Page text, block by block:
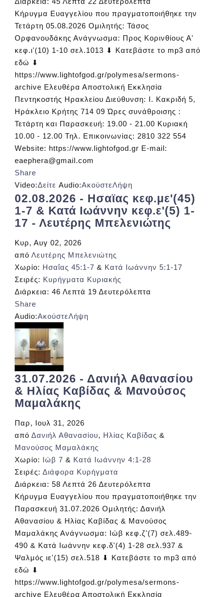
Κήρυγμα Ευαγγελίου που πραγματοποιήθηκε την
Τετάρτη 05.08.2026 Ομιλητής: Τάσος
Ορφανουδάκης Ανάγνωσμα: Προς Κορινθίους Α'
κεφ.ι'(10) 1-10 σελ.1013 ⬇ Κατεβάστε το mp3 από
εδώ ⬇
https://www.lightofgod.gr/polymesa/sermons-
archive Ελευθέρα Αποστολική Εκκλησία
Πεντηκοστής Ηρακλείου Διεύθυνση: Ι. Κακριδή 5,
Ηράκλειο Κρήτης 714 09 Ώρες συνάθροισης :
Τετάρτη και Παρασκευή: 19.00 - 21.00 Κυριακή
10.00 - 12.00 Τηλ. Επικοινωνίας: 2810 322 554
Website: https://www.lightofgod.gr E-mail:
eaephera@gmail.com
Share
Video:Δείτε Audio:ΑκούστεΛήψη
02.08.2026 - Ησαϊας κεφ.με'(45)
1-7 & Κατά Ιωάννην κεφ.ε'(5) 1-
17 - Λευτέρης Μπελενιώτης
Κυρ, Αυγ 02, 2026
από Λευτέρης Μπελενιώτης
Χωρίο: Ησαΐας 45:1-7 & Κατά Ιωάννην 5:1-17
Σειρές: Κυρήγματα Κυριακής
Διάρκεια: 46 Λεπτά 19 Δευτερόλεπτα
Share
Audio:ΑκούστεΛήψη
31.07.2026 - Δανιήλ Αθανασίου
& Ηλίας Καβίδας & Μανούσος
Μαμαλάκης
Παρ, Ιουλ 31, 2026
από Δανιήλ Αθανασίου, Ηλίας Καβίδας &
Μανούσος Μαμαλάκης
Χωρίο: Ιώβ 7 & Κατά Ιωάννην 4:1-28
Σειρές: Διάφορα Κυρήγματα
Διάρκεια: 58 Λεπτά 26 Δευτερόλεπτα
Κήρυγμα Ευαγγελίου που πραγματοποιήθηκε την
Παρασκευή 31.07.2026 Ομιλητής: Δανιήλ
Αθανασίου & Ηλίας Καβίδας & Μανούσος
Μαμαλάκης Ανάγνωσμα: Ιώβ κεφ.ζ'(7) σελ.489-
490 & Κατά Ιωάννην κεφ.δ'(4) 1-28 σελ.937 &
Ψαλμός ιε'(15) σελ.518 ⬇ Κατεβάστε το mp3 από
εδώ ⬇
https://www.lightofgod.gr/polymesa/sermons-
archive Ελευθέρα Αποστολική Εκκλησία